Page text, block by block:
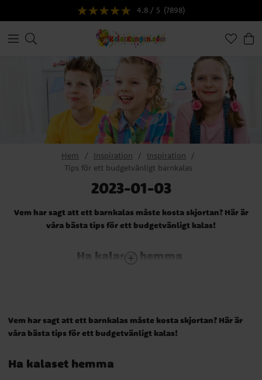
4.8 / 5 (7898)
Hem Inspiration
Inspiration
Tips för ett budgetvänligt barnkalas
2023-01-03
Vem har sagt att ett barnkalas måste kosta skjortan? Här är
våra bästa tips för ett budgetvänligt kalas!
Ha kalaset hemma
Håll kalaset litet
födelsedagsbarnet fira med närmaste familj och vänner.
Vem har sagt att ett barnkalas måste kosta skjortan? Här är
våra bästa tips för ett budgetvänligt kalas!
Ha kalaset hemma